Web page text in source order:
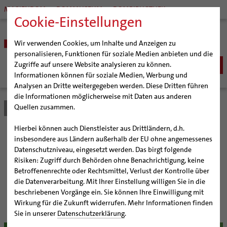
Cookie-Einstellungen
Wir verwenden Cookies, um Inhalte und Anzeigen zu
personalisieren, Funktionen für soziale Medien anbieten und die
Zugriffe auf unsere Website analysieren zu können.
Informationen können für soziale Medien, Werbung und
Analysen an Dritte weitergegeben werden. Diese Dritten führen
die Informationen möglicherweise mit Daten aus anderen
Quellen zusammen.
Hierbei können auch Dienstleister aus Drittländern, d.h.
insbesondere aus Ländern außerhalb der EU ohne angemessenes
Datenschutzniveau, eingesetzt werden. Das birgt folgende
Risiken: Zugriff durch Behörden ohne Benachrichtigung, keine
Betroffenenrechte oder Rechtsmittel, Verlust der Kontrolle über
die Datenverarbeitung. Mit Ihrer Einstellung willigen Sie in die
beschriebenen Vorgänge ein. Sie können Ihre Einwilligung mit
Wirkung für die Zukunft widerrufen. Mehr Informationen finden
Sie in unserer Datenschutzerklärung.
MARIENDOM DOMMUSEUM DOMBIBLIOTHEK
BISTUM
Bischöfe
Weihbischof Dr. Martin Marahrens
Bischof em. Norbert Trelle
Weihbischof em. Bongartz
Weihbischof em. Schwerdtfeger
Weihbischof em. Koitz
Bischof em. Dr. Wüstenberg
Generalvikariat
Gremien
Diözesangericht
Gemeindegremien
Pfarrgemeinden
Hildesheimer Dom
Virtueller Rundgang durch den Dom
Tausendjähriger Rosenstock
Die Hildesheimer Dommusik
Wallfahrten | Pilgern
Termine Wallfahrten und Pilgern
Jakobswege im Bistum Hildesheim
Veranstaltungen
Strategieprozess
Jugend
Bistum Hildesheim
Kirche bleibt – auch ohne
Kirchengebäude
Bischof Norbert Trelle schreibt Hirtenbrief zur
Fastenzeit über Räume des Glaubens